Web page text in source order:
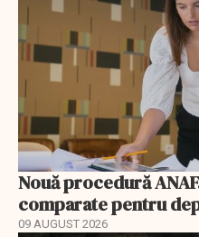
Nouă procedură
comparate pentru
09 AUGUST 2026